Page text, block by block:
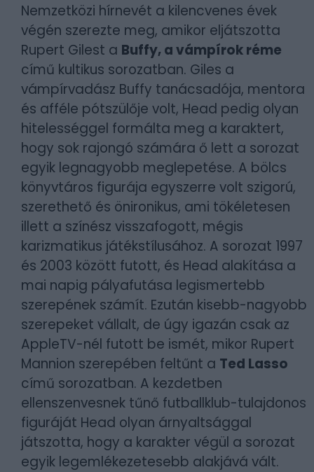
Nemzetközi hírnevét a kilencvenes évek
végén szerezte meg, amikor eljátszotta
Rupert Gilest a Buffy, a vámpírok réme
című kultikus sorozatban. Giles a
vámpírvadász Buffy tanácsadója, mentora
és afféle pótszülője volt, Head pedig olyan
hitelességgel formálta meg a karaktert,
hogy sok rajongó számára ő lett a sorozat
egyik legnagyobb meglepetése. A bölcs
könyvtáros figurája egyszerre volt szigorú,
szerethető és önironikus, ami tökéletesen
illett a színész visszafogott, mégis
karizmatikus játékstílusához. A sorozat 1997
és 2003 között futott, és Head alakítása a
mai napig pályafutása legismertebb
szerepének számít. Ezután kisebb-nagyobb
szerepeket vállalt, de úgy igazán csak az
AppleTV-nél futott be ismét, mikor Rupert
Mannion szerepében feltűnt a Ted Lasso
című sorozatban. A kezdetben
ellenszenvesnek tűnő futballklub-tulajdonos
figuráját Head olyan árnyaltsággal
játszotta, hogy a karakter végül a sorozat
egyik legemlékezetesebb alakjává vált.